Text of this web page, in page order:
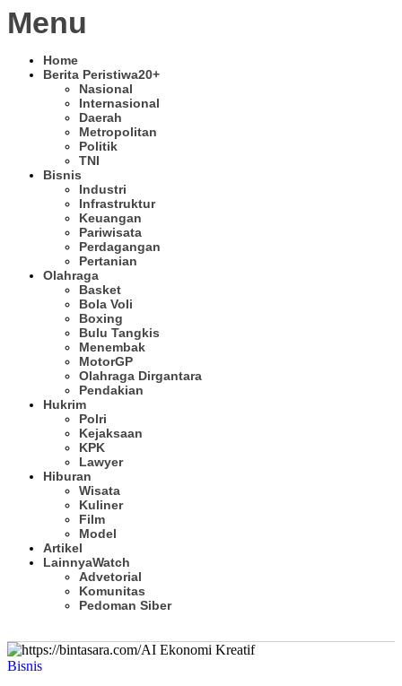
Menu
Home
Berita Peristiwa20+
Nasional
Internasional
Daerah
Metropolitan
Politik
TNI
Bisnis
Industri
Infrastruktur
Keuangan
Pariwisata
Perdagangan
Pertanian
Olahraga
Basket
Bola Voli
Boxing
Bulu Tangkis
Menembak
MotorGP
Olahraga Dirgantara
Pendakian
Hukrim
Polri
Kejaksaan
KPK
Lawyer
Hiburan
Wisata
Kuliner
Film
Model
Artikel
LainnyaWatch
Advetorial
Komunitas
Pedoman Siber
Bisnis